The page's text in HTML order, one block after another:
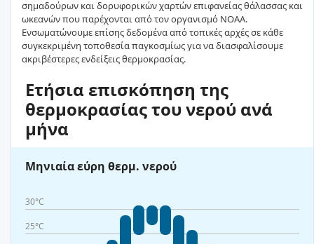
σημαδούρων και δορυφορικών χαρτών επιφανείας θάλασσας και
ωκεανών που παρέχονται από τον οργανισμό NOAA.
Ενσωματώνουμε επίσης δεδομένα από τοπικές αρχές σε κάθε
συγκεκριμένη τοποθεσία παγκοσμίως για να διασφαλίσουμε
ακριβέστερες ενδείξεις θερμοκρασίας.
Ετήσια επισκόπηση της
θερμοκρασίας του νερού ανά
μήνα
Μηνιαία εύρη θερμ. νερού
30°C
25°C